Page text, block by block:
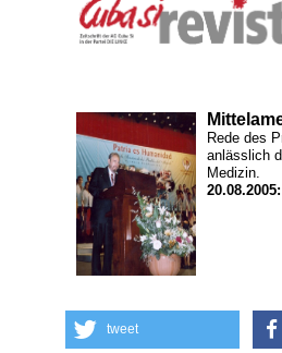
Rede des
anlässlich
Medizin.
20.08.2005:
tweet